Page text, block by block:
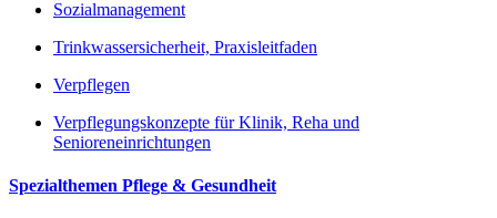
Sozialmanagement
Trinkwassersicherheit, Praxisleitfaden
Verpflegen
Verpflegungskonzepte für Klinik, Reha und
Senioreneinrichtungen
Spezialthemen Pflege & Gesundheit